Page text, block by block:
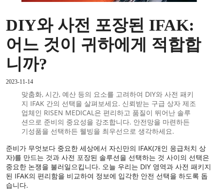
DIY와 사전 포장된 IFAK:
어느 것이 귀하에게 적합합
니까?
2023-11-14
맞춤화, 시간, 예산 등의 요소를 고려하여 DIY와 사전 패키
지 IFAK 간의 선택을 살펴보세요. 신뢰받는 구급 상자 제조
업체인 RISEN MEDICAL은 편리하고 품질이 뛰어난 솔루
션으로 준비의 중요성을 강조합니다. 안전망을 마련하든
기성품을 선택하든 웰빙을 최우선으로 생각하세요.
준비가 무엇보다 중요한 세상에서 자신만의 IFAK(개인 응급처치 상
자)를 만드는 것과 사전 포장된 솔루션을 선택하는 것 사이의 선택은
중요한 논쟁을 불러일으킵니다. 오늘 우리는 DIY 영역과 사전 패키지
된 IFAK의 편리함을 비교하여 정보에 입각한 안전 선택을 하도록 돕
습니다.